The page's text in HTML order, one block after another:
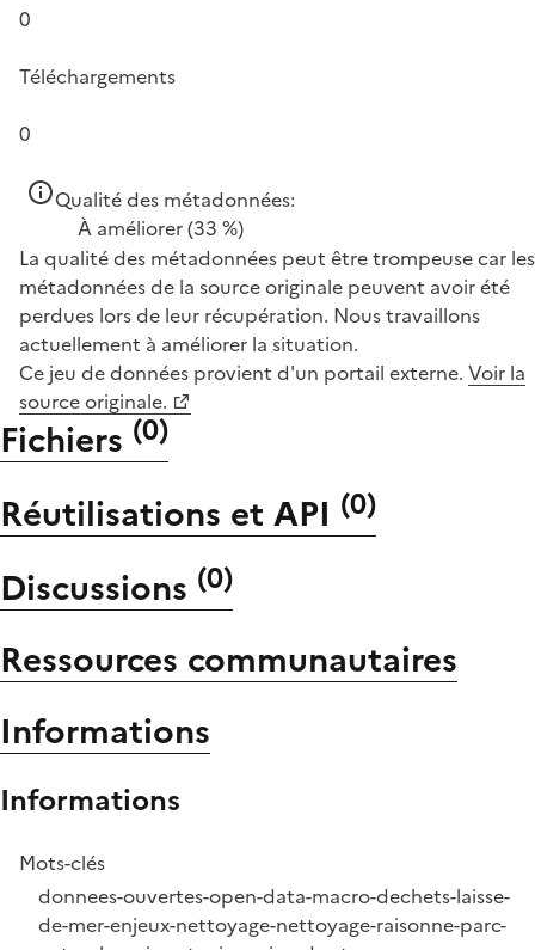
0
Téléchargements
0
Qualité des métadonnées:
À améliorer(33 %)
La qualité des métadonnées peut être trompeuse car les
métadonnées de la source originale peuvent avoir été
perdues lors de leur récupération. Nous travaillons
actuellement à améliorer la situation.
Ce jeu de données provient d'un portail externe. Voir la
source originale.
Fichiers (0)
Réutilisations et API (0)
Discussions (0)
Ressources communautaires
Informations
Informations
Mots-clés
donnees-ouvertes-open-data-macro-dechets-laisse-
de-mer-enjeux-nettoyage-nettoyage-raisonne-parc-